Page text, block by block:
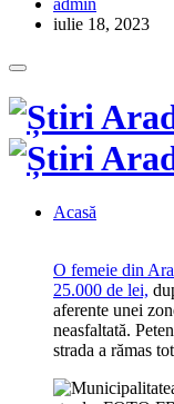
admin
iulie 18, 2023
Acasă
O femeie din
25.000 de lei,
aferente unei
neasfaltată.
strada a rămas